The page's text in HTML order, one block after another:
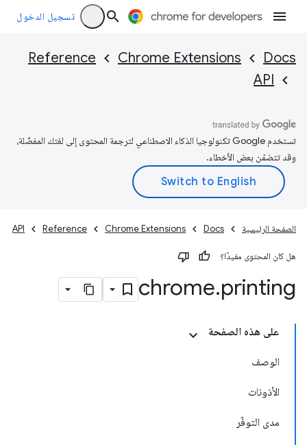
تسجيل الدخول
Docs
Chrome Extensions
Reference
API
تستخدم Google تكنولوجيا الذكاء الاصطناعي لترجمة المحتوى إلى لغتك المفضّلة،
وقد تتضمّن بعض الأخطاء.
الصفحة الرئيسية Docs
Chrome Extensions
Reference
API
هل كان المحتوى مفيدًا؟
chrome.printing
على هذه الصفحة
الوصف
الأذونات
مدى التوفّر